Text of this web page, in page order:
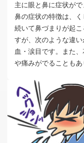
主に眼と鼻に症状がで
鼻の症状の特徴は、く
続いて鼻づまりが起
すが、次のような違
血・涙目です。また
や痛みがでることもあ